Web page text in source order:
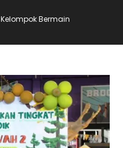
Kelompok Bermain